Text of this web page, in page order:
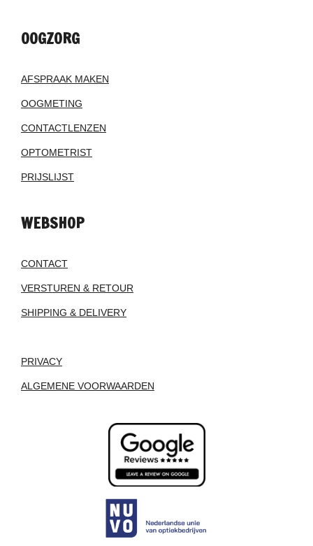
OOGZORG
AFSPRAAK MAKEN
OOGMETING
CONTACTLENZEN
OPTOMETRIST
PRIJSLIJST
WEBSHOP
CONTACT
VERSTUREN & RETOUR
SHIPPING & DELIVERY
PRIVACY
ALGEMENE VOORWAARDEN